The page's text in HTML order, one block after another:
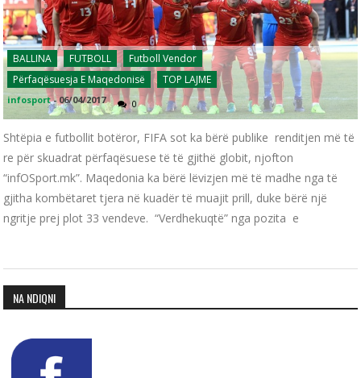
BALLINA FUTBOLL
Futboll Vendor
Përfaqësuesja E Maqedonisë
TOP LAJME
infosport -06/04/2017 0
Shtëpia e futbollit botëror, FIFA sot ka bërë publike renditjen më të
re për skuadrat përfaqësuese të të gjithë globit, njofton
“infOSport.mk”. Maqedonia ka bërë lëvizjen më të madhe nga të
gjitha kombëtaret tjera në kuadër të muajit prill, duke bërë një
ngritje prej plot 33 vendeve. “Verdhekuqtë” nga pozita e
NA NDIQNI